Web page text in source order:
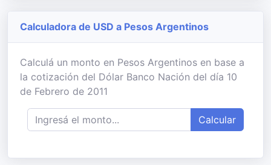
Calculadora de USD a Pesos Argentinos
Calculá un monto en Pesos Argentinos en base a
la cotización del Dólar Banco Nación del día 10
de Febrero de 2011
Calcular